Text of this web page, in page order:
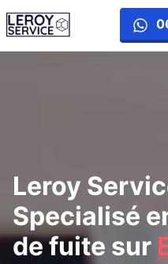
reparation-fuite
Leroy
Specialisé
de fuite sur